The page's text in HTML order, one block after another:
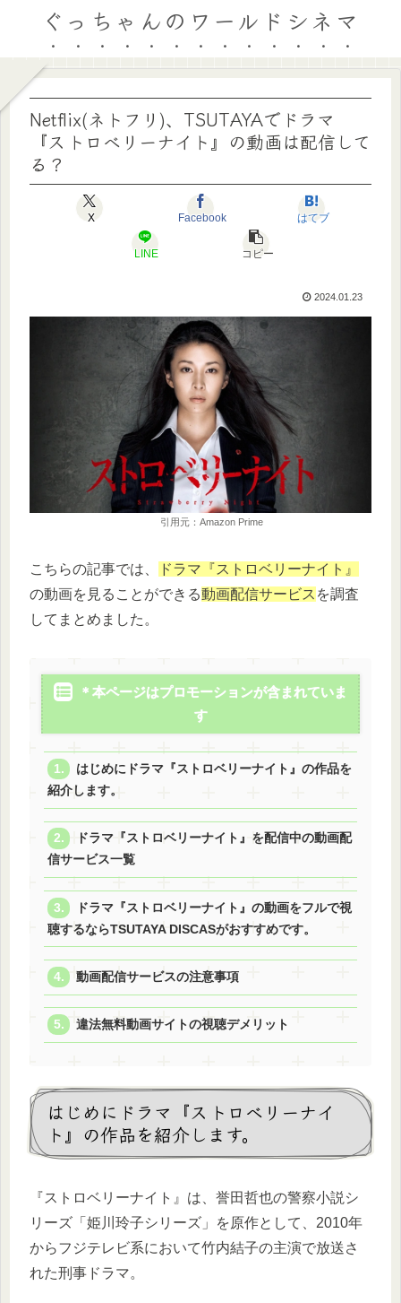
ぐっちゃんのワールドシネマ
Netflix(ネトフリ)、TSUTAYAでドラマ
『ストロベリーナイト』の動画は配信して
る？
X Facebook はてブ
LINE コピー
2024.01.23
引用元：Amazon Prime
こちらの記事では、
ドラマ『ストロベリーナイト』
の動画を見ることができる動画配信サービス を調査
してまとめました。
＊本ページはプロモーションが含まれていま
す
はじめにドラマ『ストロベリーナイト』の作品を
紹介します。
ドラマ『ストロベリーナイト』を配信中の動画配
信サービス一覧
ドラマ『ストロベリーナイト』の動画をフルで視
聴するならTSUTAYA DISCASがおすすめです。
動画配信サービスの注意事項
違法無料動画サイトの視聴デメリット
はじめにドラマ『ストロベリーナイ
ト』の作品を紹介します。
『ストロベリーナイト』は、誉田哲也の警察小説シ
リーズ「姫川玲子シリーズ」を原作として、2010年
からフジテレビ系において竹内結子の主演で放送さ
れた刑事ドラマ。